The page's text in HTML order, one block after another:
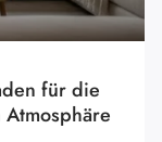
für die